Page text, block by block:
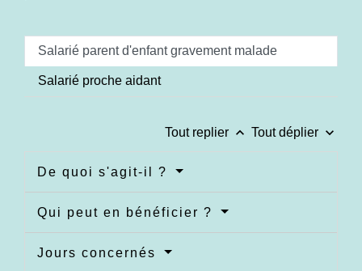
Salarié parent d'enfant gravement malade
Salarié proche aidant
Tout replier keyboard_arrow_up Tout déplier keyboard_arrow_down
De quoi s'agit-il ?
Qui peut en bénéficier ?
Jours concernés